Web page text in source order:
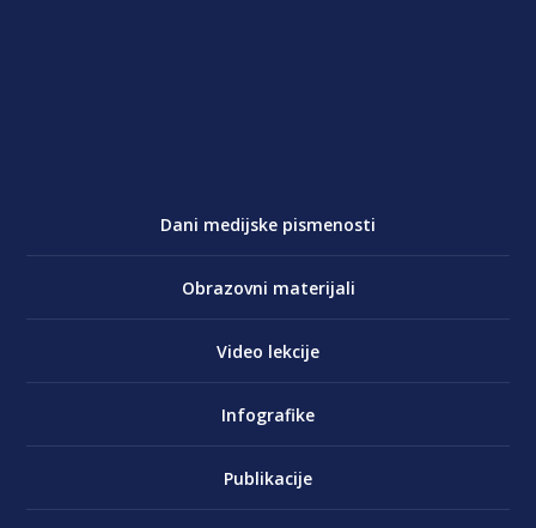
Dani medijske pismenosti
Obrazovni materijali
Video lekcije
Infografike
Publikacije